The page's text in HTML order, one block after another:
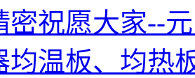
密祝愿大家--
均温板、均热